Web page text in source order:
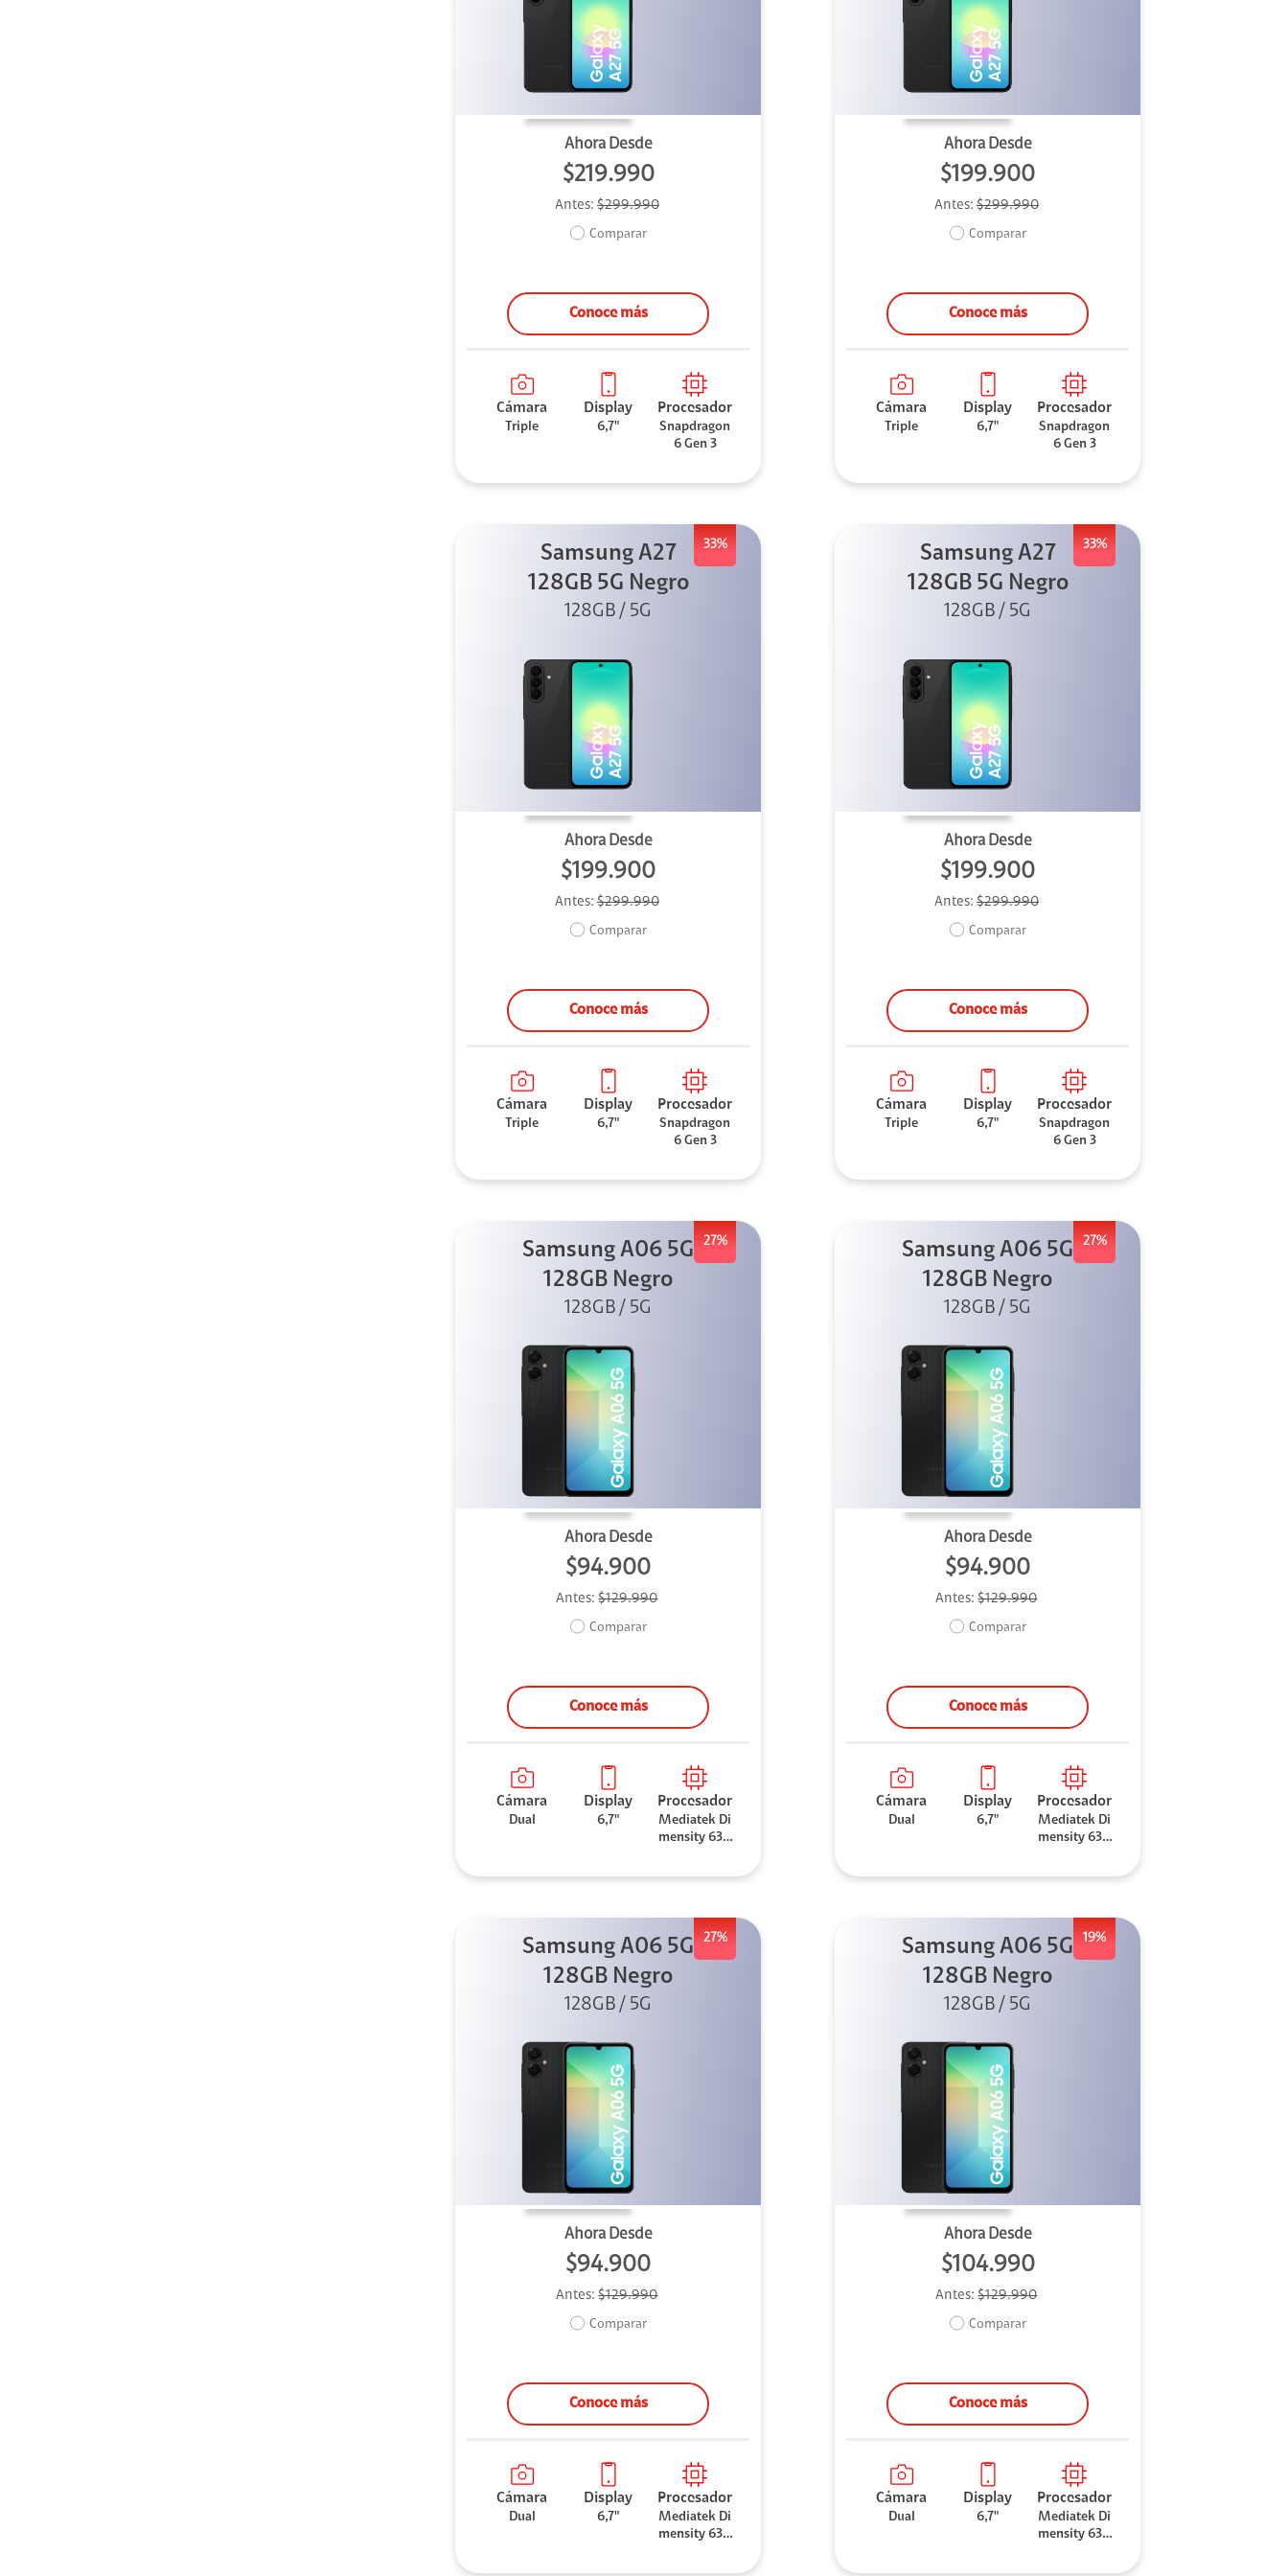
Ahora Desde
$219.990
Antes: $299.990
Comparar
Conoce más
Cámara
Triple
Display
6,7"
Procesador
Snapdragon
6 Gen 3
Ahora Desde
$199.900
Antes: $299.990
Comparar
Conoce más
Cámara
Triple
Display
6,7"
Procesador
Snapdragon
6 Gen 3
33%
Samsung A27
128GB 5G Negro
128GB / 5G
Ahora Desde
$199.900
Antes: $299.990
Comparar
Conoce más
Cámara
Triple
Display
6,7"
Procesador
Snapdragon
6 Gen 3
33%
Samsung A27
128GB 5G Negro
128GB / 5G
Ahora Desde
$199.900
Antes: $299.990
Comparar
Conoce más
Cámara
Triple
Display
6,7"
Procesador
Snapdragon
6 Gen 3
27%
Samsung A06 5G
128GB Negro
128GB / 5G
Ahora Desde
$94.900
Antes:$129.990
Comparar
Conoce más
Cámara
Dual
Display
6,7"
Procesador
Mediatek Di
mensity 630
27%
Samsung A06 5G
128GB Negro
128GB / 5G
Ahora Desde
$94.900
Antes:$129.990
Comparar
Conoce más
Cámara
Dual
Display
6,7"
Procesador
Mediatek Di
mensity 630
27%
Samsung A06 5G
128GB Negro
128GB / 5G
Ahora Desde
$94.900
Antes:$129.990
Comparar
Conoce más
Cámara
Dual
Display
6,7"
Procesador
Mediatek Di
mensity 630
19%
Samsung A06 5G
128GB Negro
128GB / 5G
Ahora Desde
$104.990
Antes:$129.990
Comparar
Conoce más
Cámara
Dual
Display
6,7"
Procesador
Mediatek Di
mensity 630